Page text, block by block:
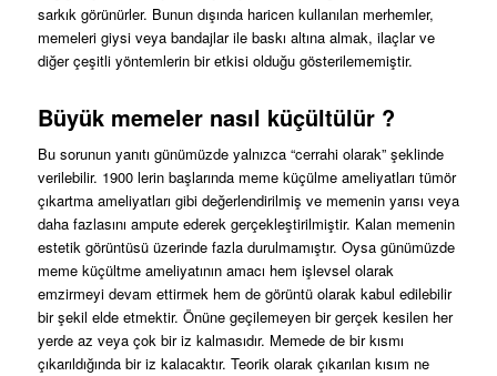
sarkık görünürler. Bunun dışında haricen kullanılan merhemler,
memeleri giysi veya bandajlar ile baskı altına almak, ilaçlar ve
diğer çeşitli yöntemlerin bir etkisi olduğu gösterilememiştir.
Büyük memeler nasıl küçültülür ?
Bu sorunun yanıtı günümüzde yalnızca “cerrahi olarak” şeklinde
verilebilir. 1900 lerin başlarında meme küçülme ameliyatları tümör
çıkartma ameliyatları gibi değerlendirilmiş ve memenin yarısı veya
daha fazlasını ampute ederek gerçekleştirilmiştir. Kalan memenin
estetik görüntüsü üzerinde fazla durulmamıştır. Oysa günümüzde
meme küçültme ameliyatının amacı hem işlevsel olarak
emzirmeyi devam ettirmek hem de görüntü olarak kabul edilebilir
bir şekil elde etmektir. Önüne geçilemeyen bir gerçek kesilen her
yerde az veya çok bir iz kalmasıdır. Memede de bir kısmı
çıkarıldığında bir iz kalacaktır. Teorik olarak çıkarılan kısım ne